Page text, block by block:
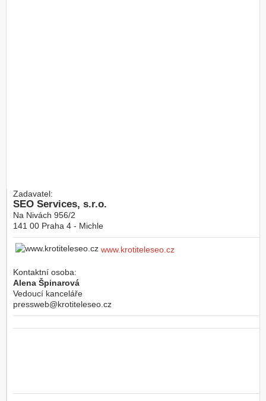
Zadavatel:
SEO Services, s.r.o.
Na Nivách 956/2
141 00 Praha 4 - Michle
www.krotiteleseo.cz
Kontaktní osoba:
Alena Špinarová
Vedoucí kanceláře
pressweb@krotiteleseo.cz